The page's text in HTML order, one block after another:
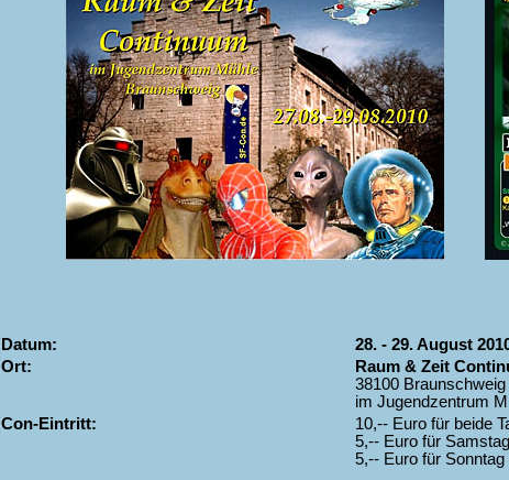
Datum:
28. - 29. August
Ort:
Raum & Zeit
38100 Braunschweig
im Jugendzentrum
Con-Eintritt:
10,-- Euro für beide
5,-- Euro für Samstag
5,-- Euro für Sonntag